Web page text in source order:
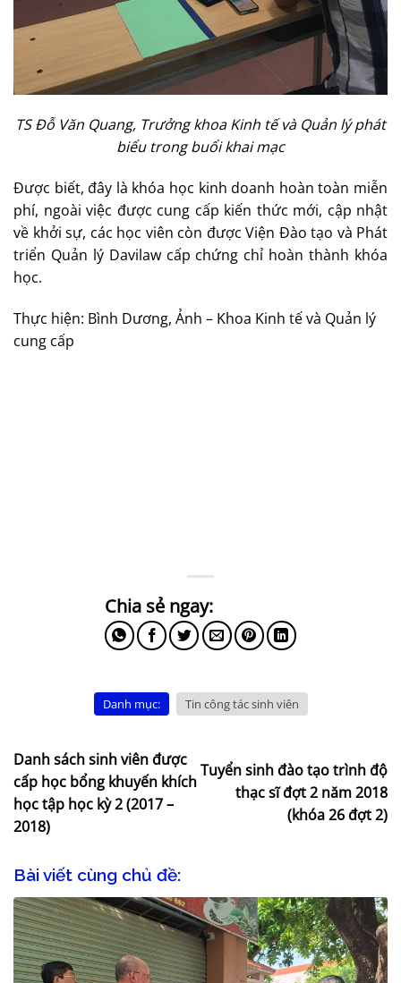
TS Đỗ Văn Quang, Trưởng khoa Kinh tế và Quản lý phát
biểu trong buổi khai mạc
Được biết, đây là khóa học kinh doanh hoàn toàn miễn
phí, ngoài việc được cung cấp kiến thức mới, cập nhật
về khởi sự, các học viên còn được Viện Đào tạo và Phát
triển Quản lý Davilaw cấp chứng chỉ hoàn thành khóa
học.
Thực hiện: Bình Dương, Ảnh – Khoa Kinh tế và Quản lý
cung cấp
Danh mục: Tin công tác sinh viên
Danh sách sinh viên được
cấp học bổng khuyến khích
học tập học kỳ 2 (2017 –
2018)
Tuyển sinh đào tạo trình độ
thạc sĩ đợt 2 năm 2018
(khóa 26 đợt 2)
Bài viết cùng chủ đề: